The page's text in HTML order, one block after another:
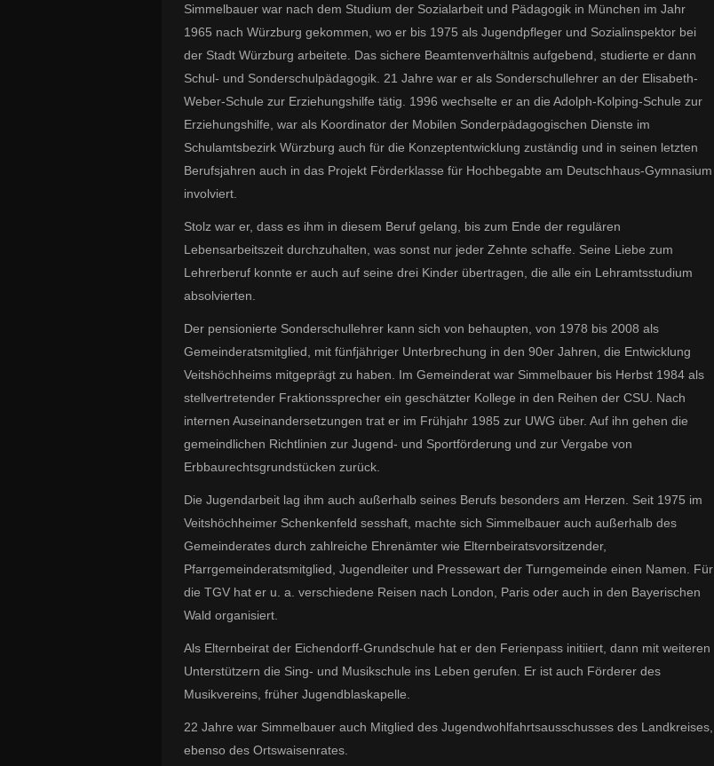
Simmelbauer war nach dem Studium der Sozialarbeit und Pädagogik in München im Jahr
1965 nach Würzburg gekommen, wo er bis 1975 als Jugendpfleger und Sozialinspektor bei
der Stadt Würzburg arbeitete. Das sichere Beamtenverhältnis aufgebend, studierte er dann
Schul- und Sonderschulpädagogik. 21 Jahre war er als Sonderschullehrer an der Elisabeth-
Weber-Schule zur Erziehungshilfe tätig. 1996 wechselte er an die Adolph-Kolping-Schule zur
Erziehungshilfe, war als Koordinator der Mobilen Sonderpädagogischen Dienste im
Schulamtsbezirk Würzburg auch für die Konzeptentwicklung zuständig und in seinen letzten
Berufsjahren auch in das Projekt Förderklasse für Hochbegabte am Deutschhaus-Gymnasium
involviert.
Stolz war er, dass es ihm in diesem Beruf gelang, bis zum Ende der regulären
Lebensarbeitszeit durchzuhalten, was sonst nur jeder Zehnte schaffe. Seine Liebe zum
Lehrerberuf konnte er auch auf seine drei Kinder übertragen, die alle ein Lehramtsstudium
absolvierten.
Der pensionierte Sonderschullehrer kann sich von behaupten, von 1978 bis 2008 als
Gemeinderatsmitglied, mit fünfjähriger Unterbrechung in den 90er Jahren, die Entwicklung
Veitshöchheims mitgeprägt zu haben. Im Gemeinderat war Simmelbauer bis Herbst 1984 als
stellvertretender Fraktionssprecher ein geschätzter Kollege in den Reihen der CSU. Nach
internen Auseinandersetzungen trat er im Frühjahr 1985 zur UWG über. Auf ihn gehen die
gemeindlichen Richtlinien zur Jugend- und Sportförderung und zur Vergabe von
Erbbaurechtsgrundstücken zurück.
Die Jugendarbeit lag ihm auch außerhalb seines Berufs besonders am Herzen. Seit 1975 im
Veitshöchheimer Schenkenfeld sesshaft, machte sich Simmelbauer auch außerhalb des
Gemeinderates durch zahlreiche Ehrenämter wie Elternbeiratsvorsitzender,
Pfarrgemeinderatsmitglied, Jugendleiter und Pressewart der Turngemeinde einen Namen. Für
die TGV hat er u. a. verschiedene Reisen nach London, Paris oder auch in den Bayerischen
Wald organisiert.
Als Elternbeirat der Eichendorff-Grundschule hat er den Ferienpass initiiert, dann mit weiteren
Unterstützern die Sing- und Musikschule ins Leben gerufen. Er ist auch Förderer des
Musikvereins, früher Jugendblaskapelle.
22 Jahre war Simmelbauer auch Mitglied des Jugendwohlfahrtsausschusses des Landkreises,
ebenso des Ortswaisenrates.